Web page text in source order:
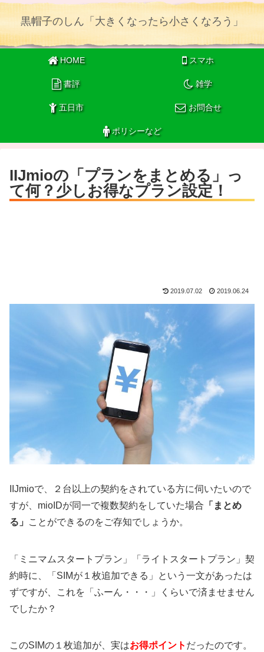
黒帽子のしん「大きくなったら小さくなろう」
HOME スマホ
書評 雑学
五日市 お問合せ
ポリシーなど
IIJmioの「プランをまとめる」っ
て何？少しお得なプラン設定！
2019.07.02 2019.06.24
IIJmioで、２台以上の契約をされている方に伺いたいので
すが、mioIDが同一で複数契約をしていた場合 「まとめ
る」
ことができるのをご存知でしょうか。
「ミニマムスタートプラン」「ライトスタートプラン」契
約時に、「SIMが１枚追加できる」という一文があったは
ずですが、これを「ふーん・・・」くらいで済ませません
でしたか？
このSIMの１枚追加が、実はお得ポイント だったのです。